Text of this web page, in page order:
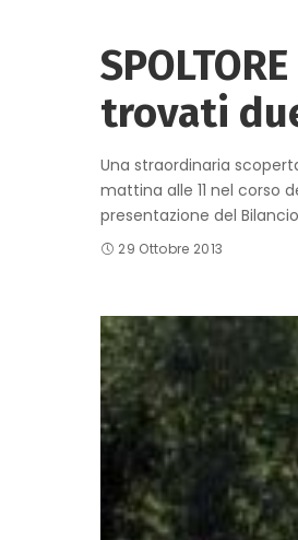
trovati
Una straordinaria
mattina alle 11 nel corso
presentazione del
29 Ottobre 2013